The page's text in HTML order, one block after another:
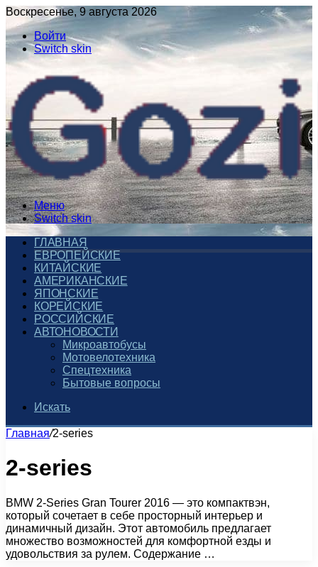
Воскресенье, 9 августа 2026
Войти
Switch skin
Меню
Switch skin
ГЛАВНАЯ
ЕВРОПЕЙСКИЕ
КИТАЙСКИЕ
АМЕРИКАНСКИЕ
ЯПОНСКИЕ
КОРЕЙСКИЕ
РОССИЙСКИЕ
АВТОНОВОСТИ
Микроавтобусы
Мотовелотехника
Спецтехника
Бытовые вопросы
Искать
Главная/2-series
2-series
BMW 2-Series Gran Tourer 2016 — это компактвэн,
который сочетает в себе просторный интерьер и
динамичный дизайн. Этот автомобиль предлагает
множество возможностей для комфортной езды и
удовольствия за рулем. Содержание …